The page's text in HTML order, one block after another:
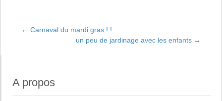
l'article
← Carnaval du mardi gras ! !
un peu de jardinage avec les enfants →
A propos